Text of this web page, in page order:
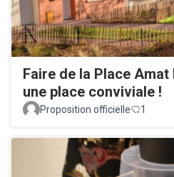
Faire de la Place
une place conviviale !
Proposition officielle 1